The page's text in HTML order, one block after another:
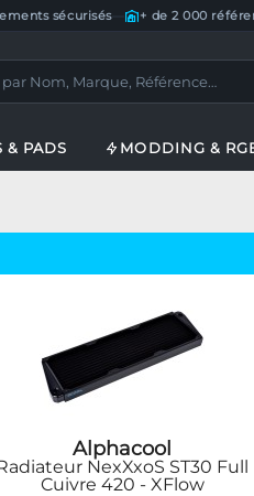
sécurisés— + de 2 000
& PADS MODDING &
Alphacool
NexXxoS ST30 Full
Cuivre 420 - XFlow